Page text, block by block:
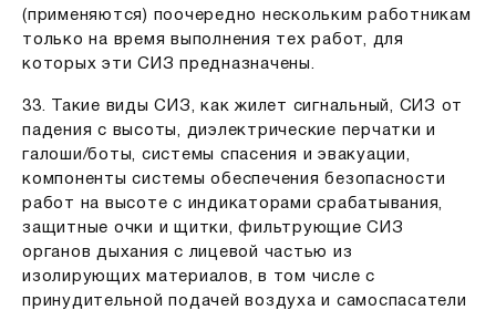
(применяются) поочередно нескольким работникам
только на время выполнения тех работ, для
которых эти СИЗ предназначены.
33. Такие виды СИЗ, как жилет сигнальный, СИЗ от
падения с высоты, диэлектрические перчатки и
галоши/боты, системы спасения и эвакуации,
компоненты системы обеспечения безопасности
работ на высоте с индикаторами срабатывания,
защитные очки и щитки, фильтрующие СИЗ
органов дыхания с лицевой частью из
изолирующих материалов, в том числе с
принудительной подачей воздуха и самоспасатели